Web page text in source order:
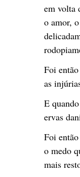
em volta
o amor,
Foi
as
E
ervas
Foi
o medo
mais